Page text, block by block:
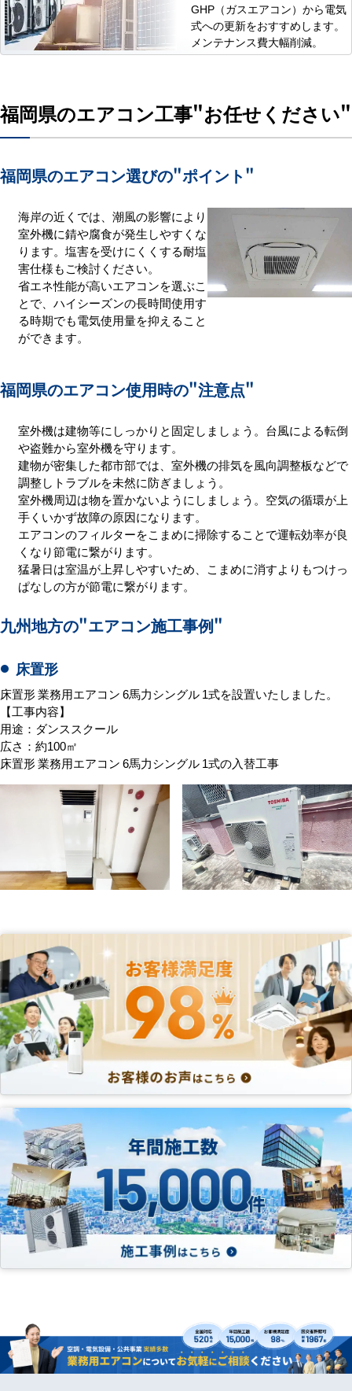
GHP（ガスエアコン）から電気
式への更新をおすすめします。
メンテナンス費大幅削減。
福岡県のエアコン工事"お任せください"
福岡県のエアコン選びの"ポイント"
海岸の近くでは、潮風の影響により
室外機に錆や腐食が発生しやすくな
ります。塩害を受けにくくする耐塩
害仕様もご検討ください。
省エネ性能が高いエアコンを選ぶこ
とで、ハイシーズンの長時間使用す
る時期でも電気使用量を抑えること
ができます。
福岡県のエアコン使用時の"注意点"
室外機は建物等にしっかりと固定しましょう。台風による転倒
や盗難から室外機を守ります。
建物が密集した都市部では、室外機の排気を風向調整板などで
調整しトラブルを未然に防ぎましょう。
室外機周辺は物を置かないようにしましょう。空気の循環が上
手くいかず故障の原因になります。
エアコンのフィルターをこまめに掃除することで運転効率が良
くなり節電に繋がります。
猛暑日は室温が上昇しやすいため、こまめに消すよりもつけっ
ぱなしの方が節電に繋がります。
九州地方の"エアコン施工事例"
床置形
床置形 業務用エアコン 6馬力シングル 1式を設置いたしました。
【工事内容】
用途：ダンススクール
広さ：約100㎡
床置形 業務用エアコン 6馬力シングル 1式の入替工事